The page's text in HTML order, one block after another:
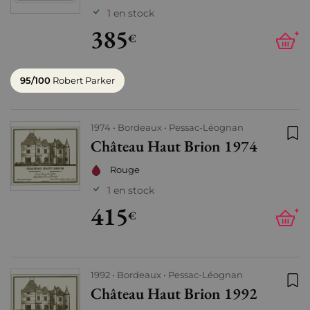
1 en stock
385€ +
95/100 Robert Parker
1974 Bordeaux Pessac-Léognan
Château Haut Brion 1974
Rouge
1 en stock
415€ +
1992 Bordeaux Pessac-Léognan
Château Haut Brion 1992